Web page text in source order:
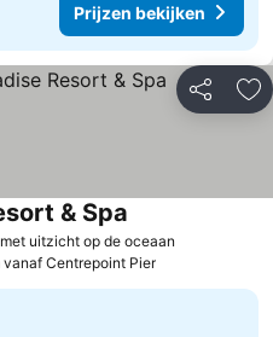
Prijzen bekijken
Delen
uitzicht op de oceaan
& Spa
vanaf Centrepoint Pier